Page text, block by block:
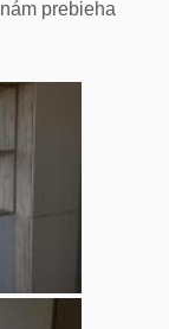
prebieha